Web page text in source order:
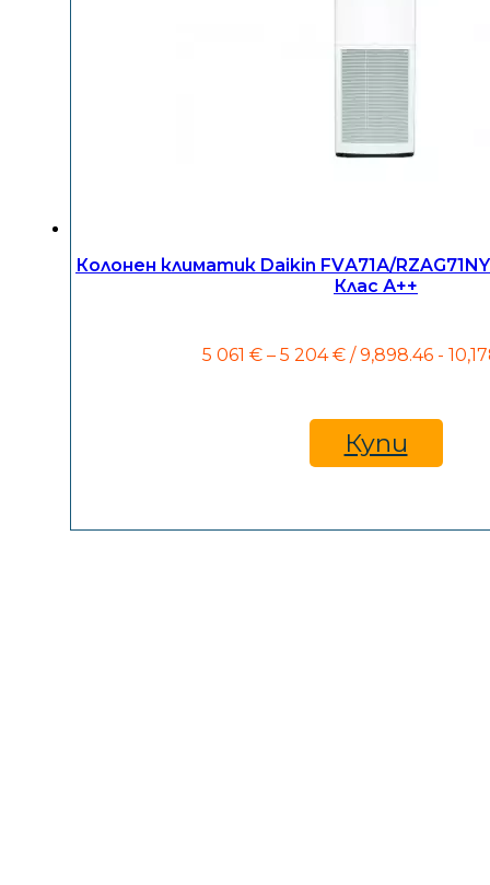
Колонен климатик Daikin FVА71А/
Клас А++
5 061 € – 5 204€Price
061 €
through
5
/ 9,898.46 -
Купи